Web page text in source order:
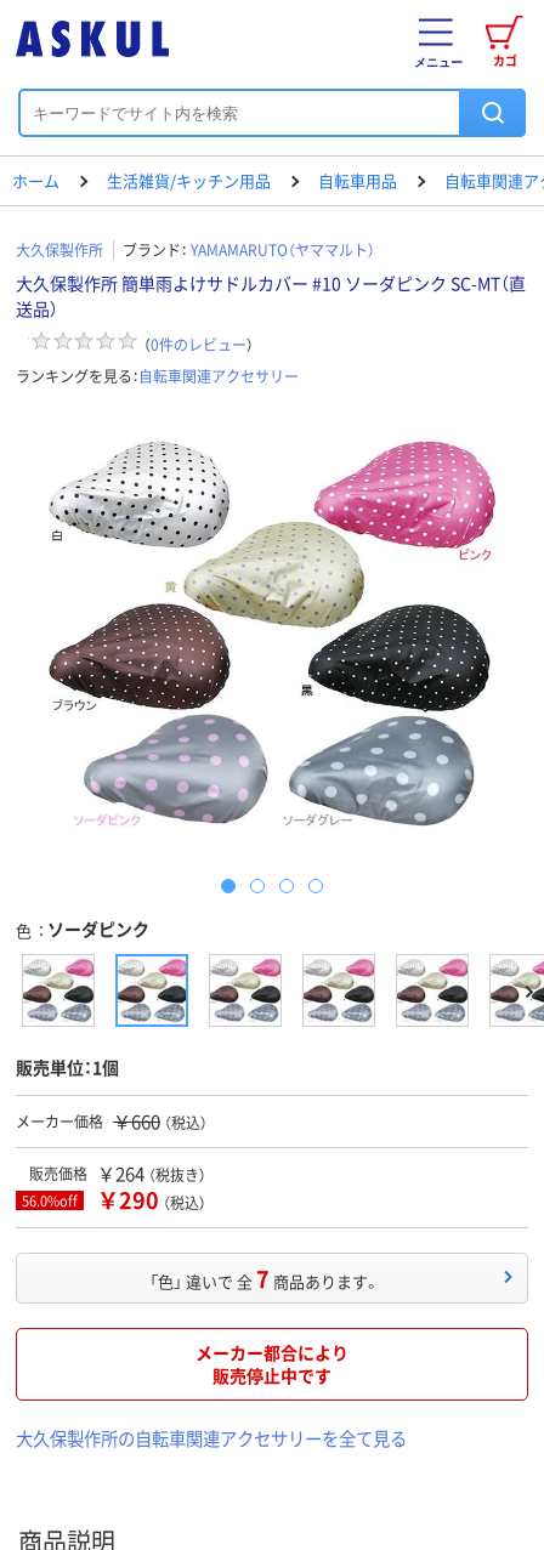
カゴ
メニュー
ホーム 生活雑貨/キッチン用品 自転車用品 自転車関連
大久保製作所 ブランド： YAMAMARUTO（ヤママルト）
大久保製作所 簡単雨よけサドルカバー #10 ソーダピンク SC-MT（直
送品）
（0件のレビュー）
ランキングを見る：自転車関連アクセサリー
色 ソーダピンク
販売単位：1個
メーカー価格 ￥660 （税込）
販売価格 ￥264 （税抜き）
56.0%off ￥290 （税込）
「色」 違いで 全7 商品あります。
メーカー都合により
販売停止中です
大久保製作所の自転車関連アクセサリーを全て見る
商品説明